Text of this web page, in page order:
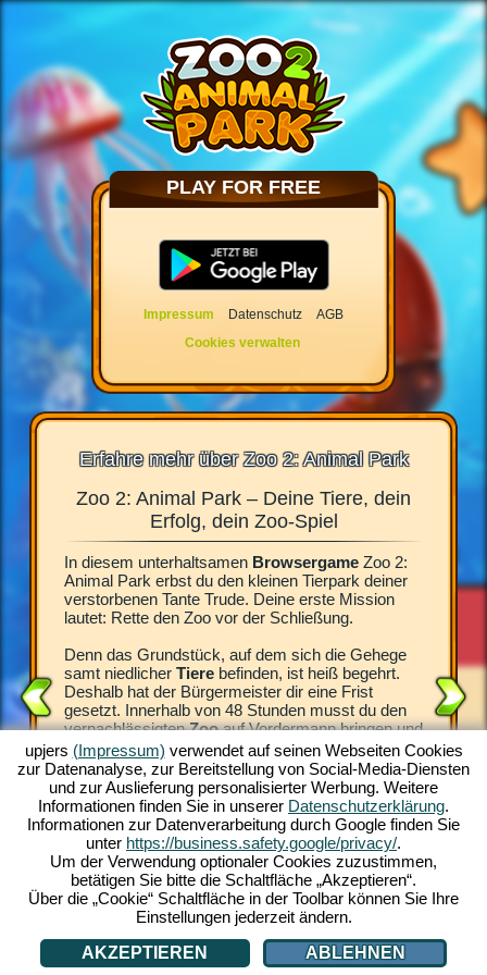
PLAY FOR FREE
Impressum Datenschutz
AGB
Cookies verwalten
Erfahre mehr über Zoo 2: Animal Park
die
Park
Zoo 2: Animal Park – Deine Tiere, dein
Erfolg, dein Zoo-Spiel
In diesem unterhaltsamen BrowsergameZoo 2:
Animal Park erbst du den kleinen Tierpark deiner
verstorbenen Tante Trude. Deine erste Mission
lautet: Rette den Zoo vor der Schließung.
Denn das Grundstück, auf dem sich die Gehege
samt niedlicher Tierebefinden, ist heiß begehrt.
Deshalb hat der Bürgermeister dir eine Frist
gesetzt. Innerhalb von 48 Stunden musst du den
vernachlässigtenZooauf Vordermann bringen und
neue Besucher anlocken. Andernfalls wird das
Areal verkauft.
Deiner verstorbenen Tante zuliebe, die sich
aufopferungsvoll um die Tiere gekümmert hat,
machst du dich an deine Aufgabe. Erlebe das
wundervolleZoo-Spielund werde jetzt zum
Tierpark-Manager.
Was
Errichte
sauber,
Tiere für
schon
upjers (Impressum) verwendet auf seinen Webseiten Cookies
zur Datenanalyse, zur Bereitstellung von Social-Media-Diensten
und zur Auslieferung personalisierter Werbung. Weitere
Informationen finden Sie in unserer Datenschutzerklärung.
Informationen zur Datenverarbeitung durch Google finden Sie
unter https://business.safety.google/privacy/.
Um der Verwendung optionaler Cookies zuzustimmen,
betätigen Sie bitte die Schaltfläche „Akzeptieren“.
Über die „Cookie“ Schaltfläche in der Toolbar können Sie Ihre
Einstellungen jederzeit ändern.
AKZEPTIEREN
ABLEHNEN